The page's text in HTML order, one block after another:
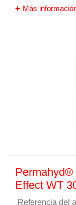
Más
Permahyd®
Effect WT
Referencia del